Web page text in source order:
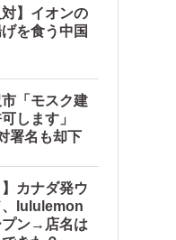
対】イオンの
を食う中国
市「モスク建
します」
署名も却下
】カナダ発ウ
、lululemon
プン→店名は